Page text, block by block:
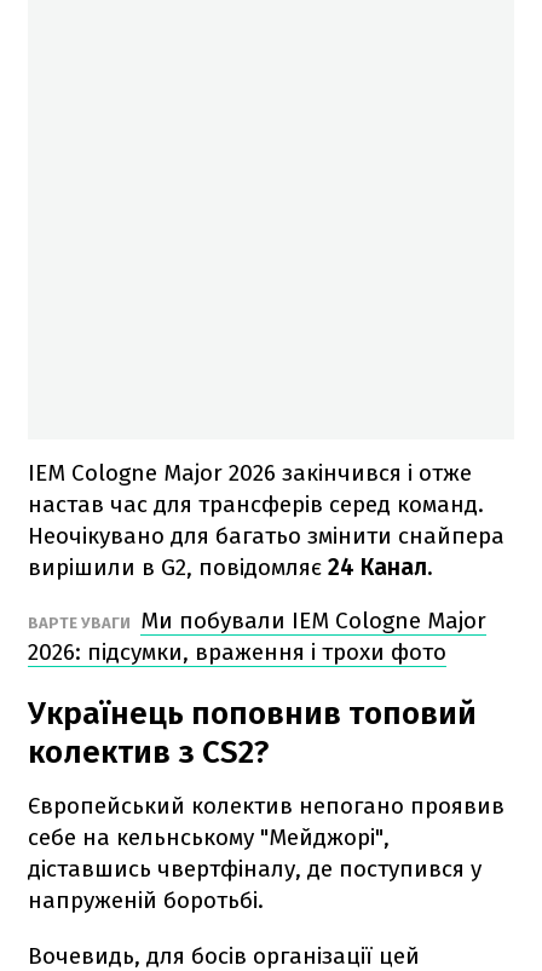
IEM Cologne Major 2026 закінчився і отже
настав час для трансферів серед команд.
Неочікувано для багатьо змінити снайпера
вирішили в G2, повідомляє 24 Канал.
ВАРТЕ УВАГИ
Ми побували IEM Cologne Major
2026: підсумки, враження і трохи фото
Українець поповнив топовий
колектив з CS2?
Європейський колектив непогано проявив
себе на кельнському "Мейджорі",
діставшись чвертфіналу, де поступився у
напруженій боротьбі.
Вочевидь, для босів організації цей